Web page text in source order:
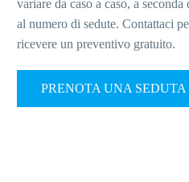
variare da caso a caso, a
al numero di sedute. Contattaci
ricevere un preventivo gratuito.
PRENOTA UNA SEDUTA